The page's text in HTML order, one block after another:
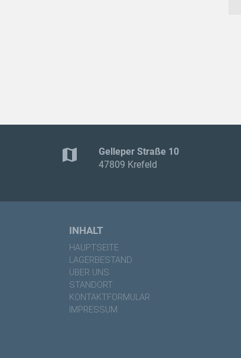
map
Gelleper Straße 10
47809 Krefeld
INHALT
HAUPTSEITE
LAGERBESTAND
ÜBER UNS
STANDORT
KONTAKTFORMULAR
IMPRESSUM